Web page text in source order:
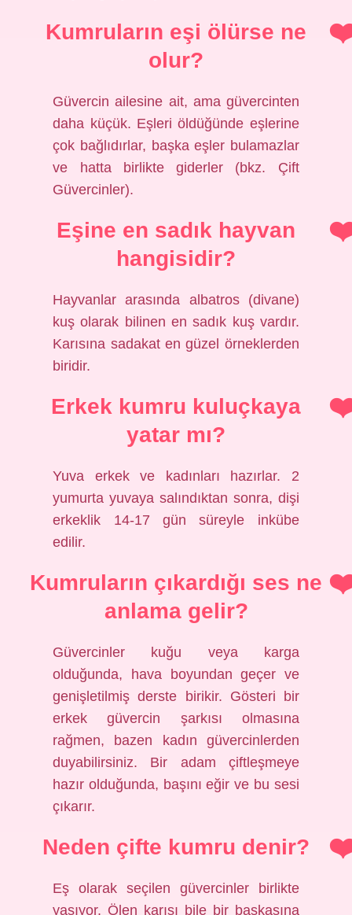
Kumruların eşi ölürse ne
olur?
Güvercin ailesine ait, ama güvercinten
daha küçük. Eşleri öldüğünde eşlerine
çok bağlıdırlar, başka eşler bulamazlar
ve hatta birlikte giderler (bkz. Çift
Güvercinler).
Eşine en sadık hayvan
hangisidir?
Hayvanlar arasında albatros (divane)
kuş olarak bilinen en sadık kuş vardır.
Karısına sadakat en güzel örneklerden
biridir.
Erkek kumru kuluçkaya
yatar mı?
Yuva erkek ve kadınları hazırlar. 2
yumurta yuvaya salındıktan sonra, dişi
erkeklik 14-17 gün süreyle inkübe
edilir.
Kumruların çıkardığı ses ne
anlama gelir?
Güvercinler kuğu veya karga
olduğunda, hava boyundan geçer ve
genişletilmiş derste birikir. Gösteri bir
erkek güvercin şarkısı olmasına
rağmen, bazen kadın güvercinlerden
duyabilirsiniz. Bir adam çiftleşmeye
hazır olduğunda, başını eğir ve bu sesi
çıkarır.
Neden çifte kumru denir?
Eş olarak seçilen güvercinler birlikte
yaşıyor. Ölen karısı bile bir başkasına